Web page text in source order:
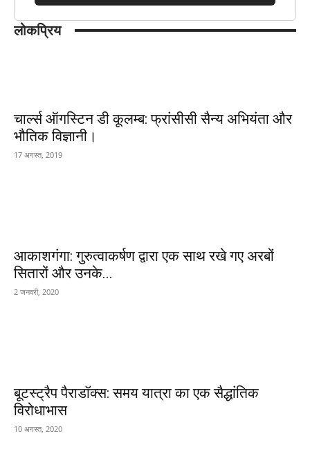
लोकप्रिय
चार्ल्स ऑगस्टिन डी कूलम्ब: फ्रांसीसी सैन्य अभियंता और
भौतिक विज्ञानी।
17 अगस्त, 2019
आकाशगंगा: गुरुत्वाकर्षण द्वारा एक साथ रखे गए अरबों
सितारों और उनके...
2 जनवरी, 2020
बूटस्ट्रैप पैराडॉक्स: समय यात्रा का एक सैद्धांतिक
विरोधाभास
10 अगस्त, 2020